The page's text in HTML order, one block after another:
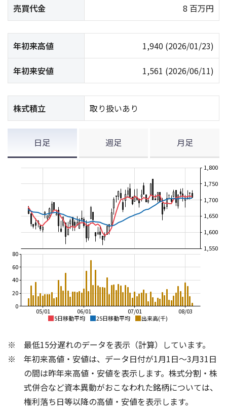
売買代金 8 百万円
年初来高値 1,940 (2026/01/23)
年初来安値 1,561 (2026/06/11)
株式積立 取り扱いあり
日足 週足 月足
5日移動平均 25日移動平均 出来高(千)
08/03
07/01
06/01
05/01
1,550
1,600
1,650
1,700
1,750
1,800
0
20
40
60
80
1,800
2,000
2,200
2,000
2,500
最低15分遅れのデータを表示（計算）しています。
年初来高値・安値は、データ日付が1月1日～3月31日
の間は昨年来高値・安値を表示します。株式分割・株
式併合など資本異動がおこなわれた銘柄については、
権利落ち日等以降の高値・安値を表示します。